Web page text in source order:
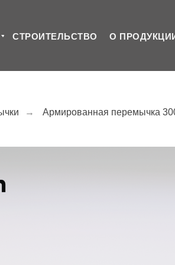
О
СТРОИТЕЛЬСТВО
→ Армированная перемычка